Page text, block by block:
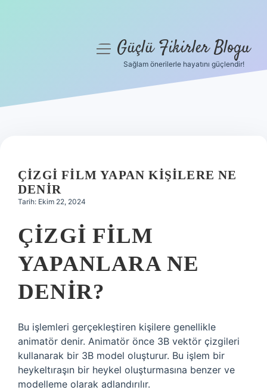
Hakkımızda
menüyüGüçlü Fikirler Blogu
Sağlam önerilerle hayatını güçlendir!
ÇIZGI FILM YAPAN KIŞILERE NE
DENIR
Tarih: Ekim 22, 2024
ÇIZGI FILM
YAPANLARA NE
DENIR?
Bu işlemleri gerçekleştiren kişilere genellikle
animatör denir. Animatör önce 3B vektör çizgileri
kullanarak bir 3B model oluşturur. Bu işlem bir
heykeltıraşın bir heykel oluşturmasına benzer ve
modelleme olarak adlandırılır.